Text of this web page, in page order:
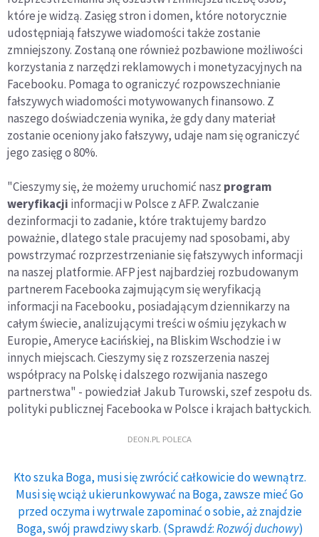
które je widzą. Zasięg stron i domen, które notorycznie
udostępniają fałszywe wiadomości także zostanie
zmniejszony. Zostaną one również pozbawione możliwości
korzystania z narzędzi reklamowych i monetyzacyjnych na
Facebooku. Pomaga to ograniczyć rozpowszechnianie
fałszywych wiadomości motywowanych finansowo. Z
naszego doświadczenia wynika, że gdy dany materiał
zostanie oceniony jako fałszywy, udaje nam się ograniczyć
jego zasięg o 80%.
"Cieszymy się, że możemy uruchomić nasz program
weryfikacji informacji w Polsce z AFP. Zwalczanie
dezinformacji to zadanie, które traktujemy bardzo
poważnie, dlatego stale pracujemy nad sposobami, aby
powstrzymać rozprzestrzenianie się fałszywych informacji
na naszej platformie. AFP jest najbardziej rozbudowanym
partnerem Facebooka zajmującym się weryfikacją
informacji na Facebooku, posiadającym dziennikarzy na
całym świecie, analizującymi treści w ośmiu językach w
Europie, Ameryce Łacińskiej, na Bliskim Wschodzie i w
innych miejscach. Cieszymy się z rozszerzenia naszej
współpracy na Polskę i dalszego rozwijania naszego
partnerstwa" - powiedział Jakub Turowski, szef zespołu ds.
polityki publicznej Facebooka w Polsce i krajach bałtyckich.
DEON.PL POLECA
Kto szuka Boga, musi się zwrócić całkowicie do wewnątrz.
Musi się wciąż ukierunkowywać na Boga, zawsze mieć Go
przed oczyma i wytrwale zapominać o sobie, aż znajdzie
Boga, swój prawdziwy skarb. (Sprawdź:Rozwój duchowy)